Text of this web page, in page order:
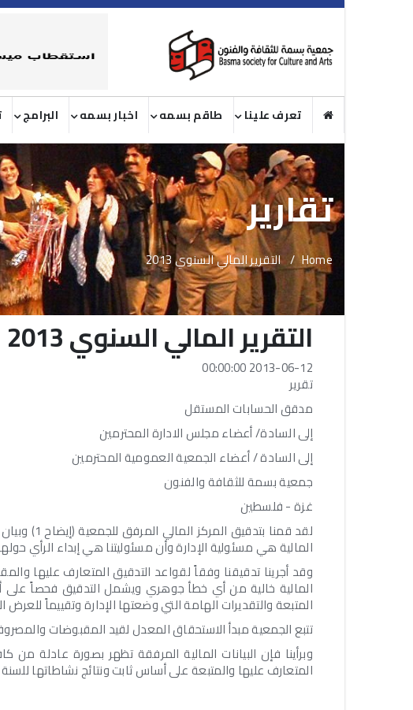
تعرف علينا طاقم بسمه اخبار بسمه البرامج
تقارير
Home التقرير المالي السنوي 2013
التقرير المالي السنوي 2013
2013-06-12 00:00:00
تقرير
مدقق الحسابات المستقل
إلى السادة/ أعضاء مجلس الادارة المحترمين
إلى السادة / أعضاء الجمعية العمومية المحترمين
جمعية بسمة للثقافة والفنون
غزة - فلسطين
المالية هي مسئولية الإدارة وأن مسئوليتنا هي إبداء الرأي
وقد أجرينا تدقيقنا وفقاً لقواعد التدقيق المتعارف عليها
المالية خالية من أي خطأ جوهري ويشمل التدقيق فحصاً على
المتبعة والتقديرات الهامة التي وضعتها الإدارة وتقييماً للعرض
تتبع الجمعية مبدأ الاستحقاق المعدل لقيد المقبوضات
المتعارف عليها والمتبعة على أساس ثابت ونتائج نشاطاتها